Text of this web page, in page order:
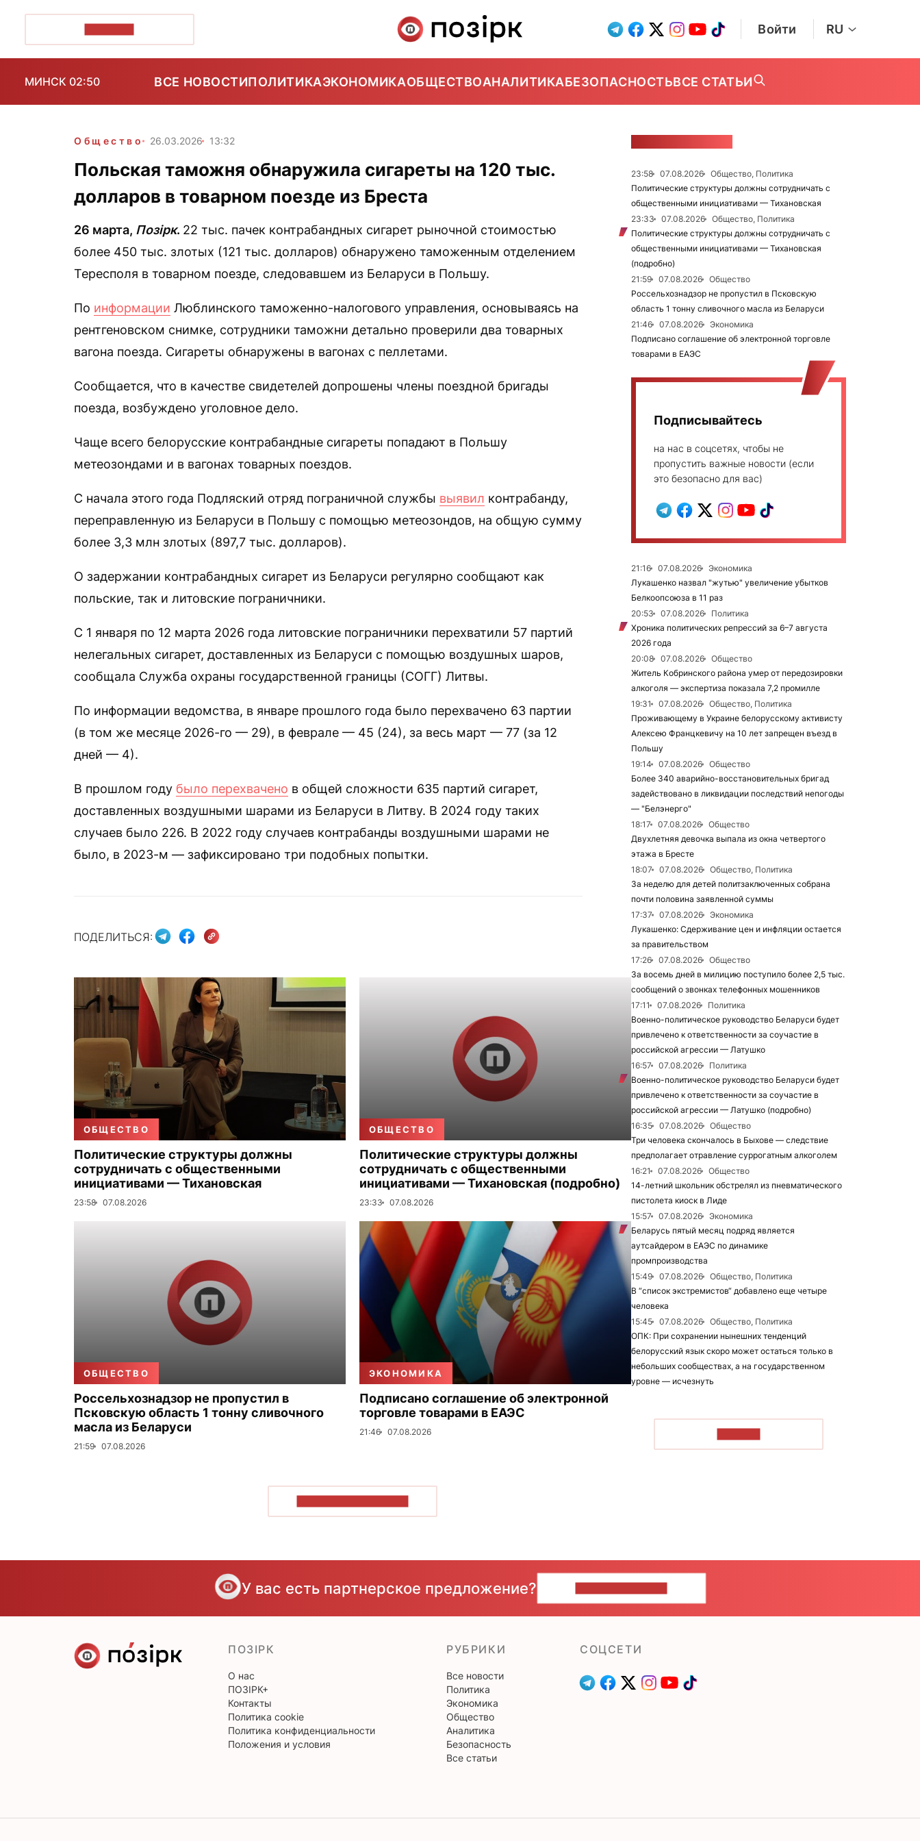
Войти RU
МИНСК 02:50 ВСЕ НОВОСТИПОЛИТИКАЭКОНОМИКАОБЩЕСТВОАНАЛИТИКАБЕЗОПАСНОСТЬВСЕ СТАТЬИ
Общество 26.03.2026 13:32
Польская таможня обнаружила сигареты на 120 тыс.
долларов в товарном поезде из Бреста
26 марта, Позірк. 22 тыс. пачек контрабандных сигарет рыночной стоимостью
более 450 тыс. злотых (121 тыс. долларов) обнаружено таможенным отделением
Тересполя в товарном поезде, следовавшем из Беларуси в Польшу.
По информации Люблинского таможенно-налогового управления, основываясь на
рентгеновском снимке, сотрудники таможни детально проверили два товарных
вагона поезда. Сигареты обнаружены в вагонах с пеллетами.
Сообщается, что в качестве свидетелей допрошены члены поездной бригады
поезда, возбуждено уголовное дело.
Чаще всего белорусские контрабандные сигареты попадают в Польшу
метеозондами и в вагонах товарных поездов.
С начала этого года Подляский отряд пограничной службы выявил контрабанду,
переправленную из Беларуси в Польшу с помощью метеозондов, на общую сумму
более 3,3 млн злотых (897,7 тыс. долларов).
О задержании контрабандных сигарет из Беларуси регулярно сообщают как
польские, так и литовские пограничники.
С 1 января по 12 марта 2026 года литовские пограничники перехватили 57 партий
нелегальных сигарет, доставленных из Беларуси с помощью воздушных шаров,
сообщала Служба охраны государственной границы (СОГГ) Литвы.
По информации ведомства, в январе прошлого года было перехвачено 63 партии
(в том же месяце 2026-го — 29), в феврале — 45 (24), за весь март — 77 (за 12
дней — 4).
В прошлом году было перехвачено в общей сложности 635 партий сигарет,
доставленных воздушными шарами из Беларуси в Литву. В 2024 году таких
случаев было 226. В 2022 году случаев контрабанды воздушными шарами не
было, в 2023-м — зафиксировано три подобных попытки.
ПОДЕЛИТЬСЯ:
ОБЩЕСТВО
Политические структуры должны
сотрудничать с общественными
инициативами — Тихановская
23:58 07.08.2026
ОБЩЕСТВО
Политические структуры должны
сотрудничать с общественными
инициативами — Тихановская (подробно)
23:33 07.08.2026
ОБЩЕСТВО
Россельхознадзор не пропустил в
Псковскую область 1 тонну сливочного
масла из Беларуси
21:59 07.08.2026
ЭКОНОМИКА
Подписано соглашение об электронной
торговле товарами в ЕАЭС
21:46 07.08.2026
23:58 07.08.2026
Общество, Политика
Политические структуры должны сотрудничать с
общественными инициативами — Тихановская
23:33
07.08.2026
Общество, Политика
Политические структуры должны сотрудничать с
общественными инициативами — Тихановская
(подробно)
21:59
07.08.2026
Общество
Россельхознадзор не пропустил в Псковскую
область 1 тонну сливочного масла из Беларуси
21:46
07.08.2026
Экономика
Подписано соглашение об электронной торговле
товарами в ЕАЭС
Подписывайтесь
на нас в соцсетях, чтобы не
пропустить важные новости (если
это безопасно для вас)
21:16 07.08.2026
Экономика
Лукашенко назвал "жутью" увеличение убытков
Белкоопсоюза в 11 раз
20:53
07.08.2026
Политика
Хроника политических репрессий за 6–7 августа
2026 года
20:08
07.08.2026
Общество
Житель Кобринского района умер от передозировки
алкоголя — экспертиза показала 7,2 промилле
19:31
07.08.2026
Общество, Политика
Проживающему в Украине белорусскому активисту
Алексею Францкевичу на 10 лет запрещен въезд в
Польшу
19:14
07.08.2026
Общество
Более 340 аварийно-восстановительных бригад
задействовано в ликвидации последствий непогоды
— "Белэнерго"
18:17
07.08.2026
Общество
Двухлетняя девочка выпала из окна четвертого
этажа в Бресте
18:07
07.08.2026
Общество, Политика
За неделю для детей политзаключенных собрана
почти половина заявленной суммы
17:37
07.08.2026
Экономика
Лукашенко: Сдерживание цен и инфляции остается
за правительством
17:26
07.08.2026
Общество
За восемь дней в милицию поступило более 2,5 тыс.
сообщений о звонках телефонных мошенников
17:11
07.08.2026
Политика
Военно-политическое руководство Беларуси будет
привлечено к ответственности за соучастие в
российской агрессии — Латушко
16:57
07.08.2026
Политика
Военно-политическое руководство Беларуси будет
привлечено к ответственности за соучастие в
российской агрессии — Латушко (подробно)
16:35
07.08.2026
Общество
Три человека скончалось в Быхове — следствие
предполагает отравление суррогатным алкоголем
16:21
07.08.2026
Общество
14-летний школьник обстрелял из пневматического
пистолета киоск в Лиде
15:57
07.08.2026
Экономика
Беларусь пятый месяц подряд является
аутсайдером в ЕАЭС по динамике
промпроизводства
15:49
07.08.2026
Общество, Политика
В “список экстремистов“ добавлено еще четыре
человека
15:45
07.08.2026
Общество, Политика
ОПК: При сохранении нынешних тенденций
белорусский язык скоро может остаться только в
небольших сообществах, а на государственном
уровне — исчезнуть
У вас есть партнерское предложение?
ПОЗІРК
О нас
ПОЗІРК+
Контакты
Политика cookie
Политика конфиденциальности
Положения и условия
РУБРИКИ
Все новости
Политика
Экономика
Общество
Аналитика
Безопасность
Все статьи
CОЦСЕТИ